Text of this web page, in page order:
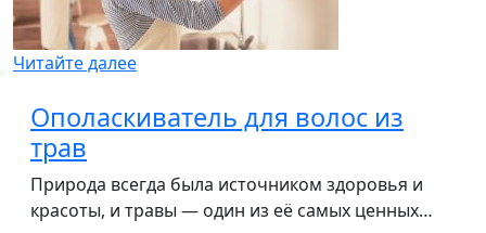
Читайте далее
Ополаскиватель для волос из
трав
Природа всегда была источником здоровья и
красоты, и травы — один из её самых ценных…